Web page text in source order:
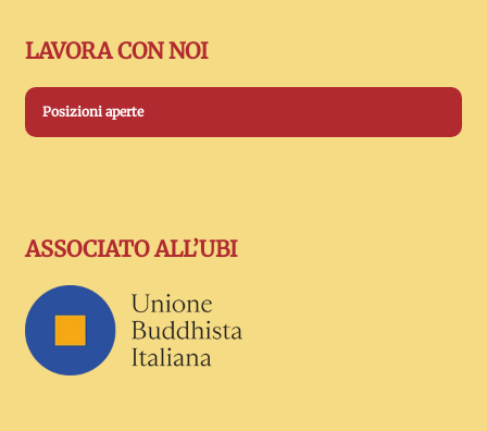
LAVORA CON NOI
Posizioni aperte
ASSOCIATO ALL’UBI